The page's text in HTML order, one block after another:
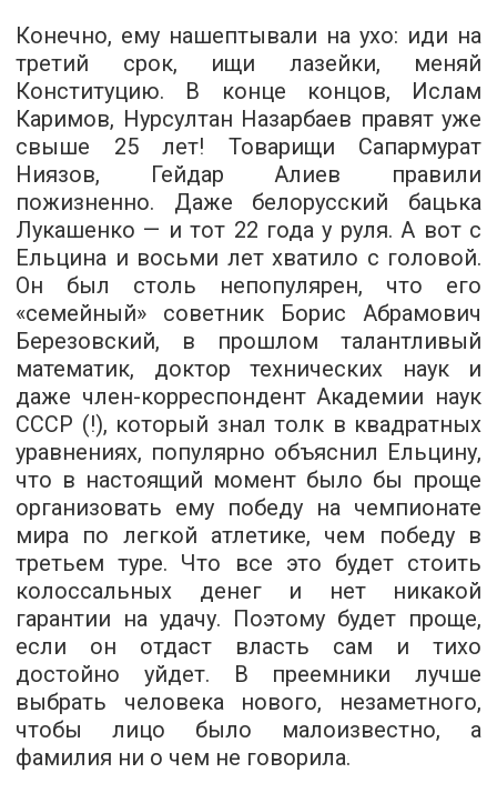
Конечно, ему нашептывали на ухо: иди на
третий срок, ищи лазейки, меняй
Конституцию. В конце концов, Ислам
Каримов, Нурсултан Назарбаев правят уже
свыше 25 лет! Товарищи Сапармурат
Ниязов, Гейдар Алиев правили
пожизненно. Даже белорусский бацька
Лукашенко — и тот 22 года у руля. А вот с
Ельцина и восьми лет хватило с головой.
Он был столь непопулярен, что его
«семейный» советник Борис Абрамович
Березовский, в прошлом талантливый
математик, доктор технических наук и
даже член-корреспондент Академии наук
СССР (!), который знал толк в квадратных
уравнениях, популярно объяснил Ельцину,
что в настоящий момент было бы проще
организовать ему победу на чемпионате
мира по легкой атлетике, чем победу в
третьем туре. Что все это будет стоить
колоссальных денег и нет никакой
гарантии на удачу. Поэтому будет проще,
если он отдаст власть сам и тихо
достойно уйдет. В преемники лучше
выбрать человека нового, незаметного,
чтобы лицо было малоизвестно, а
фамилия ни о чем не говорила.